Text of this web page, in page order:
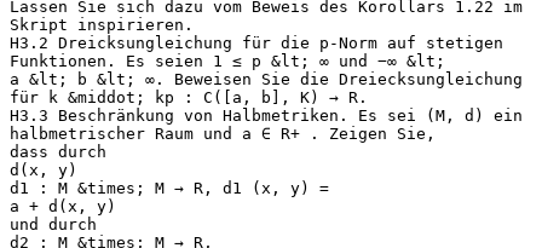
Lassen Sie sich dazu vom Beweis des Korollars 1.22 im
Skript inspirieren.
H3.2 Dreicksungleichung für die p-Norm auf stetigen
Funktionen. Es seien 1 ≤ p &lt; ∞ und −∞ &lt;
a &lt; b &lt; ∞. Beweisen Sie die Dreiecksungleichung
für k &middot; kp : C([a, b], K) → R.
H3.3 Beschränkung von Halbmetriken. Es sei (M, d) ein
halbmetrischer Raum und a ∈ R+ . Zeigen Sie,
dass durch
d(x, y)
d1 : M &times; M → R, d1 (x, y) =
a + d(x, y)
und durch
d2 : M &times; M → R,